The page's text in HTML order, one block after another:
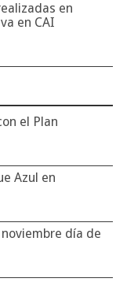
en
en CAI
el Plan
Azul en
día de